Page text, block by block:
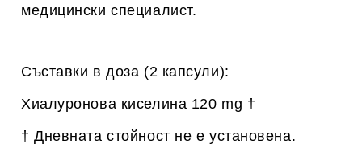
медицински специалист.
Съставки в доза (2 капсули):
Хиалуронова киселина 120 mg †
†Дневната стойност не е установена.